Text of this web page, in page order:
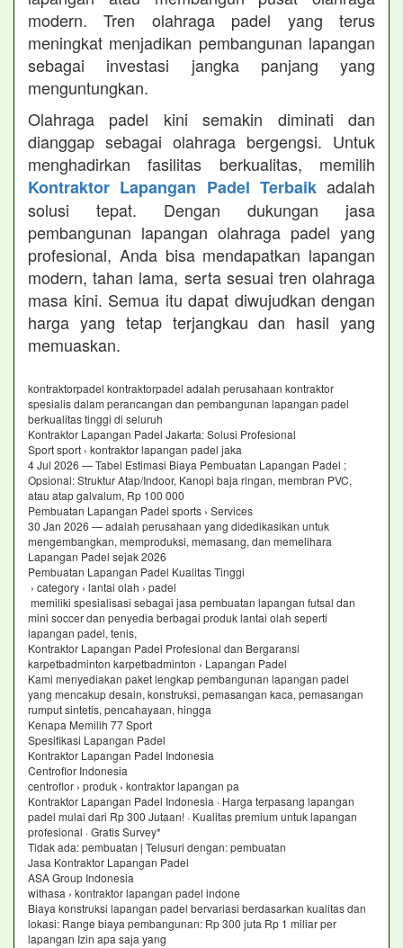
modern. Tren olahraga padel yang terus
meningkat menjadikan pembangunan lapangan
sebagai investasi jangka panjang yang
menguntungkan.
Olahraga padel kini semakin diminati dan
dianggap sebagai olahraga bergengsi. Untuk
menghadirkan fasilitas berkualitas, memilih
Kontraktor Lapangan Padel Terbaikadalah
solusi tepat. Dengan dukungan jasa
pembangunan lapangan olahraga padel yang
profesional, Anda bisa mendapatkan lapangan
modern, tahan lama, serta sesuai tren olahraga
masa kini. Semua itu dapat diwujudkan dengan
harga yang tetap terjangkau dan hasil yang
memuaskan.
kontraktorpadel kontraktorpadel adalah perusahaan kontraktor
spesialis dalam perancangan dan pembangunan lapangan padel
berkualitas tinggi di seluruh
Kontraktor Lapangan Padel Jakarta: Solusi Profesional
Sport sport › kontraktor lapangan padel jaka
4 Jul 2026 — Tabel Estimasi Biaya Pembuatan Lapangan Padel ;
Opsional: Struktur Atap/Indoor, Kanopi baja ringan, membran PVC,
atau atap galvalum, Rp 100 000
Pembuatan Lapangan Padel sports › Services
30 Jan 2026 — adalah perusahaan yang didedikasikan untuk
mengembangkan, memproduksi, memasang, dan memelihara
Lapangan Padel sejak 2026
Pembuatan Lapangan Padel Kualitas Tinggi
› category › lantai olah › padel
memiliki spesialisasi sebagai jasa pembuatan lapangan futsal dan
mini soccer dan penyedia berbagai produk lantai olah seperti
lapangan padel, tenis,
Kontraktor Lapangan Padel Profesional dan Bergaransi
karpetbadminton karpetbadminton › Lapangan Padel
Kami menyediakan paket lengkap pembangunan lapangan padel
yang mencakup desain, konstruksi, pemasangan kaca, pemasangan
rumput sintetis, pencahayaan, hingga
Kenapa Memilih 77 Sport
Spesifikasi Lapangan Padel
Kontraktor Lapangan Padel Indonesia
Centroflor Indonesia
centroflor › produk › kontraktor lapangan pa
Kontraktor Lapangan Padel Indonesia · Harga terpasang lapangan
padel mulai dari Rp 300 Jutaan! · Kualitas premium untuk lapangan
profesional · Gratis Survey*
Tidak ada: pembuatan ‎| Telusuri dengan: pembuatan
Jasa Kontraktor Lapangan Padel
ASA Group Indonesia
withasa › kontraktor lapangan padel indone
Biaya konstruksi lapangan padel bervariasi berdasarkan kualitas dan
lokasi: Range biaya pembangunan: Rp 300 juta Rp 1 miliar per
lapangan Izin apa saja yang